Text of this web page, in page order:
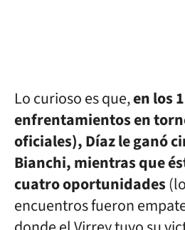
Lo curioso es que,en los
enfrentamientos en
oficiales), Díaz le ganó
Bianchi, mientras que
cuatro oportunidades
encuentros fueron